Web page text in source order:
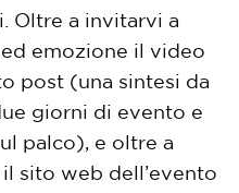
Oltre a invitarvi a
emozione il video
post (una sintesi da
giorni di evento e
palco), e oltre a
sito web dell’evento